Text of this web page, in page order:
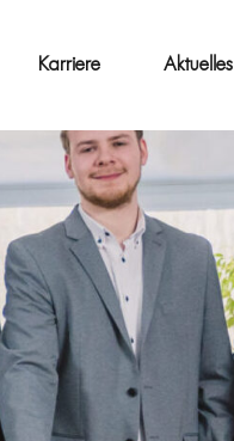
Karriere Aktuelles